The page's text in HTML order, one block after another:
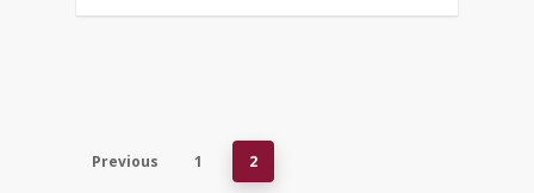
Previous 1 2